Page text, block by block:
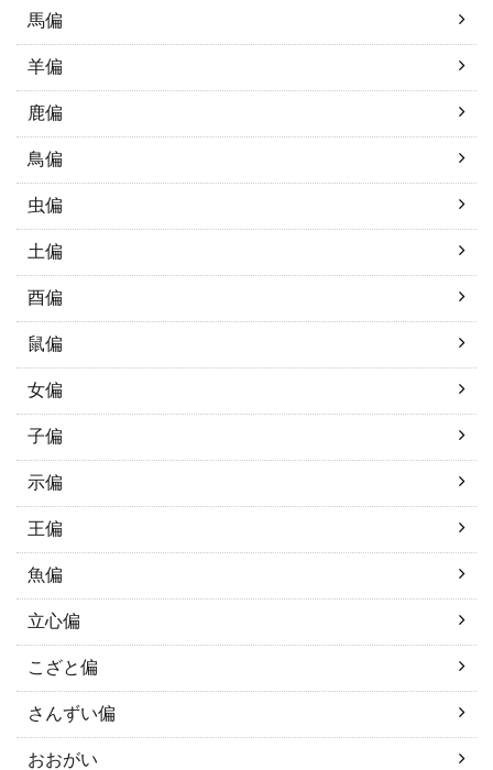
馬偏
羊偏
鹿偏
鳥偏
虫偏
土偏
酉偏
鼠偏
女偏
子偏
示偏
王偏
魚偏
立心偏
こざと偏
さんずい偏
おおがい